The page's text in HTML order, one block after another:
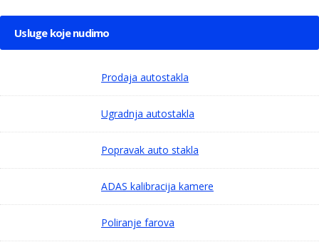
Usluge koje nudimo
Prodaja autostakla
Ugradnja autostakla
Popravak auto stakla
ADAS kalibracija kamere
Poliranje farova